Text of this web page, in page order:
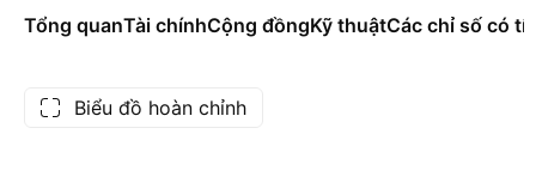
Tổng quanTài chínhCộng đồngKỹ thuậtCác chỉ số có
Biểu đồ hoàn chỉnh